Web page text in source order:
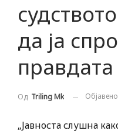
да ја
правдата
Од Triling Mk Објавено
„Јавноста слушна